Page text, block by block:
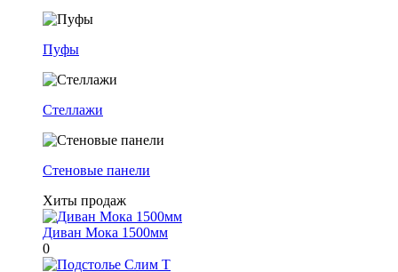
Пуфы
Стеллажи
Стеновые панели
Хиты продаж
Диван Мока 1500мм
0